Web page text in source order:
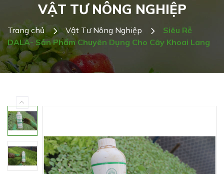
VẬT TƯ NÔNG NGHIỆP
Trang chủ Vật Tư Nông Nghiệp
Siêu Rễ
DALA- Sản Phẩm Chuyên Dụng Cho Cây Khoai Lang